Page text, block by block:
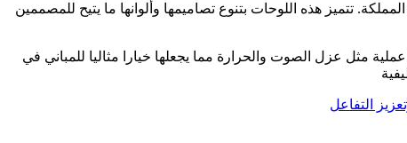
تتميز هذه اللوحات بتنوع تصاميمها وألوانها ما يتيح للمصممين
مثل عزل الصوت والحرارة مما يجعلها خيارا مثاليا للمباني في
التفاعل